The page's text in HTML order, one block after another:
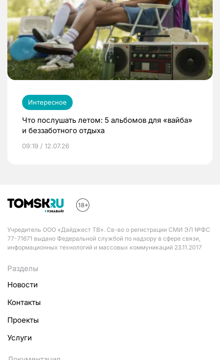
Интересное
Что послушать летом: 5 альбомов для «вайба»
и беззаботного отдыха
09:19 / 12.07.26
Учредитель ООО «Дайджест ТВ». Св-во о регистрации СМИ ЭЛ №ФС
77-71671 выдано Федеральной службой по надзору в сфере связи,
информационных технологий и массовых коммуникаций 23.11.2017
Разделы
Новости
Контакты
Проекты
Услуги